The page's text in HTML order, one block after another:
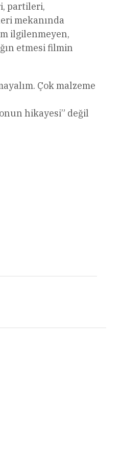
partileri,
mekanında
ilgilenmeyen,
etmesi filmin
Çok malzeme
hikayesi” değil